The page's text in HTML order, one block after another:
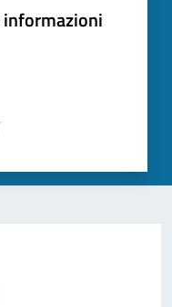
informazioni